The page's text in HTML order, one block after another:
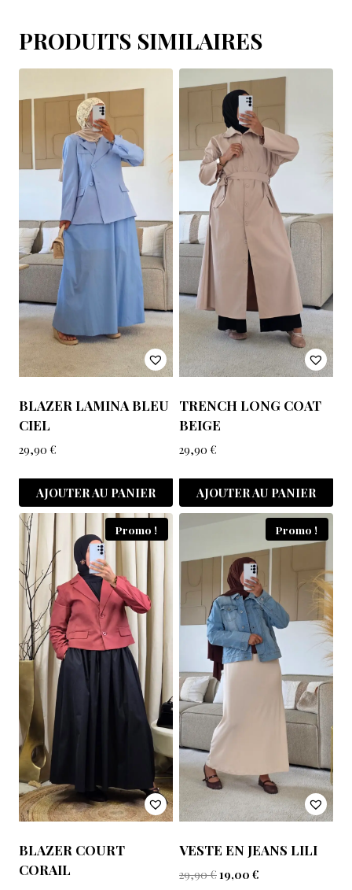
PRODUITS SIMILAIRES
BLAZER LAMINA BLEU
CIEL
29,90 €
AJOUTER AU PANIER
TRENCH LONG COAT
BEIGE
29,90 €
AJOUTER AU PANIER
Promo !
BLAZER COURT
CORAIL
Promo !
VESTE EN JEANS LILI
29,90€19,00 €